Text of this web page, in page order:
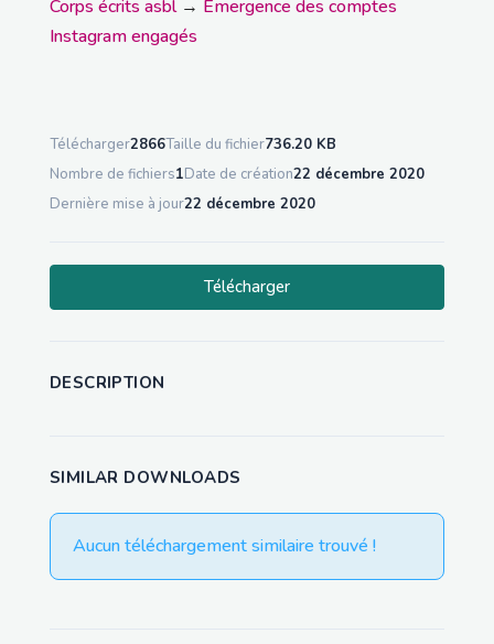
Corps écrits asbl→ Emergence des comptes
Instagram engagés
Télécharger2866Taille du fichier736.20 KB
Nombre de fichiers1Date de création22 décembre 2020
Dernière mise à jour22 décembre 2020
Télécharger
DESCRIPTION
SIMILAR DOWNLOADS
Aucun téléchargement similaire trouvé !